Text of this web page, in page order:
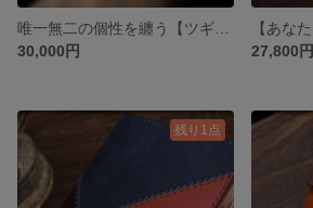
30,000円
27,800円
残り1点